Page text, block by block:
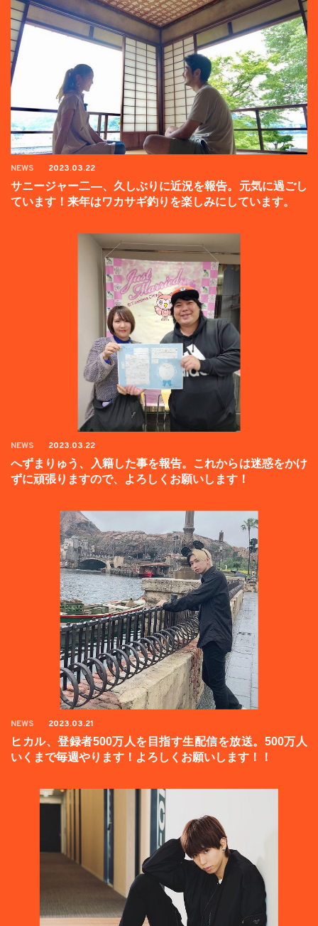
NEWS 2023.03.22
サニージャー二―、久しぶりに近況を報告。元気に過ごし
ています！来年はワカサギ釣りを楽しみにしています。
NEWS 2023.03.22
へずまりゅう、入籍した事を報告。これからは迷惑をかけ
ずに頑張りますので、よろしくお願いします！
NEWS 2023.03.21
ヒカル、登録者500万人を目指す生配信を放送。500万人
いくまで毎週やります！よろしくお願いします！！